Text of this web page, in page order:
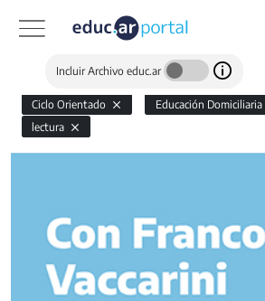
Incluir Archivo educ.ar
Ciclo Orientado
Educación
lectura